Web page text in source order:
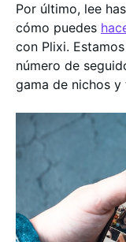
Por último, lee
cómo puedes
con Plixi.
número de
gama de nichos